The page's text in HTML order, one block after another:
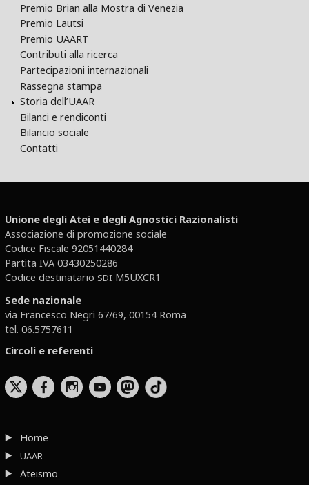
Premio Brian alla Mostra di Venezia
Premio Lautsi
Premio UAART
Contributi alla ricerca
Partecipazioni internazionali
Rassegna stampa
Storia dell’UAAR
Bilanci e rendiconti
Bilancio sociale
Contatti
Unione degli Atei e degli Agnostici Razionalisti
Associazione di promozione sociale
Codice Fiscale 92051440284
Partita IVA 03430250286
Codice destinatario SDI M5UXCR1
Sede nazionale
via Francesco Negri 67/69, 00154 Roma
tel. 06.5757611
Circoli e referenti
b x r
Home
UAAR
Ateismo